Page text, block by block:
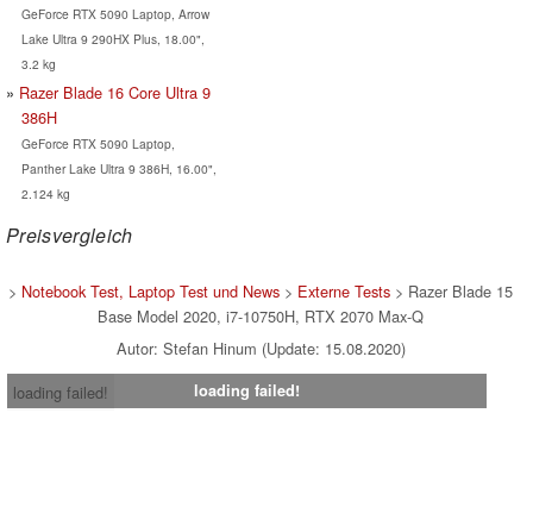
GeForce RTX 5090 Laptop, Arrow
Lake Ultra 9 290HX Plus, 18.00",
3.2 kg
Razer Blade 16 Core Ultra 9
386H
GeForce RTX 5090 Laptop,
Panther Lake Ultra 9 386H, 16.00",
2.124 kg
Preisvergleich
> Notebook Test, Laptop Test und News > Externe Tests > Razer Blade 15
Base Model 2020, i7-10750H, RTX 2070 Max-Q
Autor: Stefan Hinum (Update: 15.08.2020)
loading failed!
loading failed!